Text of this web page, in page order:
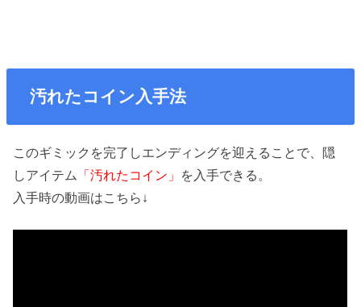
汚れたコイン入手法
このギミックを完了しエンディングを迎えることで、隠
しアイテム
「汚れたコイン」 を入手できる。
入手時の動画はこちら↓